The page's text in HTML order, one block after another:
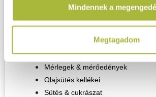
használt más szolgáltatásokból
Mindennek a
Megtagadom
Habszifonok & habpatronok
Hús előkészítés
Kések, szeletelők & reszelők
Konyhai eszközök
Mérlegek & mérőedények
Olajsütés kellékei
Sütés & cukrászat